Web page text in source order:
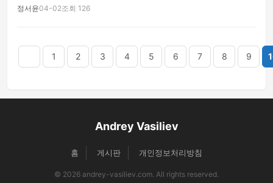
정서윤04-02조회 126
1 2 3 4 5 6 7 8 9
Andrey Vasiliev
홈 게시판 개인정보처리방침
© 2026 andrey-vasiliev.com. All rights reserved.